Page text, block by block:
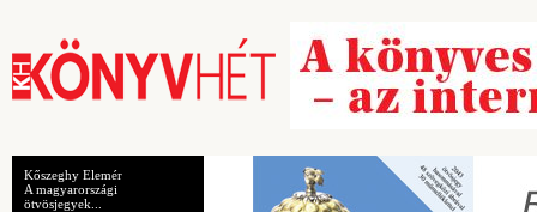
Kőszeghy Elemér
A magyarországi
ötvösjegyek...